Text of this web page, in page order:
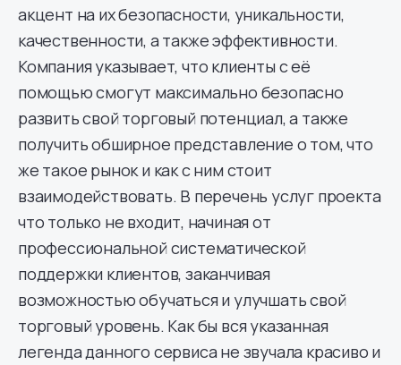
акцент на их безопасности, уникальности,
качественности, а также эффективности.
Компания указывает, что клиенты с её
помощью смогут максимально безопасно
развить свой торговый потенциал, а также
получить обширное представление о том, что
же такое рынок и как с ним стоит
взаимодействовать. В перечень услуг проекта
что только не входит, начиная от
профессиональной систематической
поддержки клиентов, заканчивая
возможностью обучаться и улучшать свой
торговый уровень. Как бы вся указанная
легенда данного сервиса не звучала красиво и